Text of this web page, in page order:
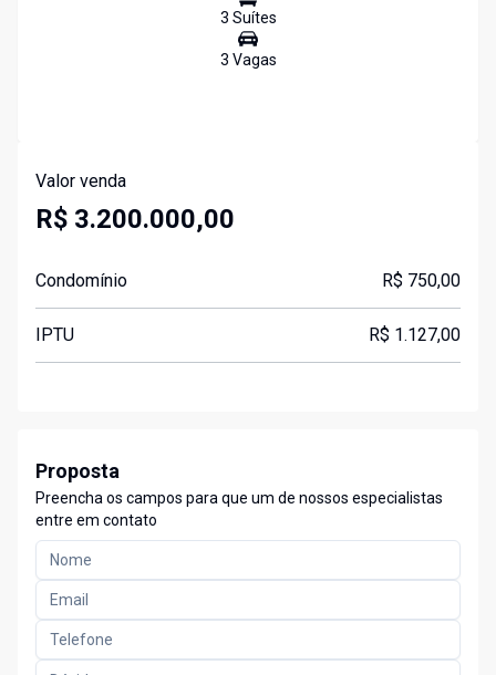
3 Suítes
3 Vagas
Valor venda
R$ 3.200.000,00
Condomínio R$ 750,00
IPTU R$ 1.127,00
Proposta
Preencha os campos para que um de nossos especialistas
entre em contato